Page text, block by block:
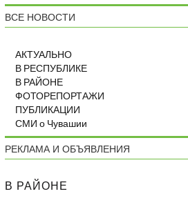
ВСЕ НОВОСТИ
АКТУАЛЬНО
В РЕСПУБЛИКЕ
В РАЙОНЕ
ФОТОРЕПОРТАЖИ
ПУБЛИКАЦИИ
СМИ о Чувашии
РЕКЛАМА И ОБЪЯВЛЕНИЯ
В РАЙОНЕ